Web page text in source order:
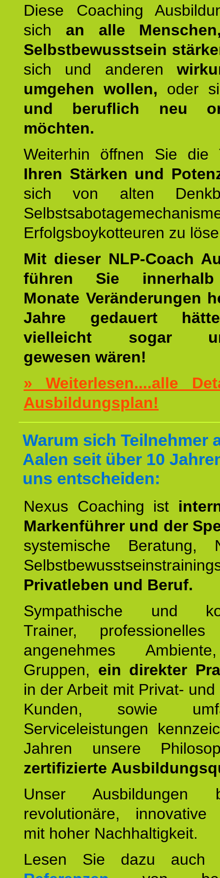
Diese Coaching
sich an alle
Selbstbewusstsein
sich und anderen
umgehen wollen, oder
und beruflich neu
möchten.
Weiterhin öffnen Sie
Ihren Stärken und
sich von alten
Erfolgsboykotteuren zu
Mit dieser NLP-Coach
führen Sie
Monate Veränderungen
Jahre gedauert
vielleicht sogar
gewesen wären!
» Weiterlesen....alle
Ausbildungsplan!
Warum sich Teilnehmer
Aalen seit über 10
uns entscheiden:
Nexus Coaching ist
Markenführer und der
systemische Beratung,
Privatleben und Beruf.
Sympathische und
Trainer, professionelles
angenehmes
Gruppen, ein direkter
in der Arbeit mit Privat-
Kunden, sowie
Serviceleistungen
Jahren unsere
zertifizierte
Unser Ausbildungen
revolutionäre, innovative
mit hoher Nachhaltigkeit.
Lesen Sie dazu